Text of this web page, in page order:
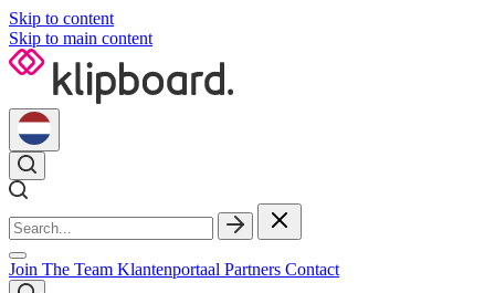
Skip to content
Skip to main content
Join The Team Klantenportaal Partners Contact